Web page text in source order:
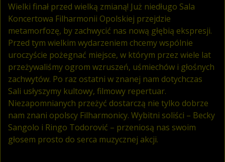
Wielki finał przed wielką zmianą! Już niedługo Sala
Koncertowa Filharmonii Opolskiej przejdzie
metamorfozę, by zachwycić nas nową głębią ekspresji.
Przed tym wielkim wydarzeniem chcemy wspólnie
uroczyście pożegnać miejsce, w którym przez wiele lat
przeżywaliśmy ogrom wzruszeń, uśmiechów i głośnych
zachwytów. Po raz ostatni w znanej nam dotychczas
Sali usłyszymy kultowy, filmowy repertuar.
Niezapomnianych przeżyć dostarczą nie tylko dobrze
nam znani opolscy Filharmonicy. Wybitni soliści – Becky
Sangolo i Ringo Todorović – przeniosą nas swoim
głosem prosto do serca muzycznej akcji.